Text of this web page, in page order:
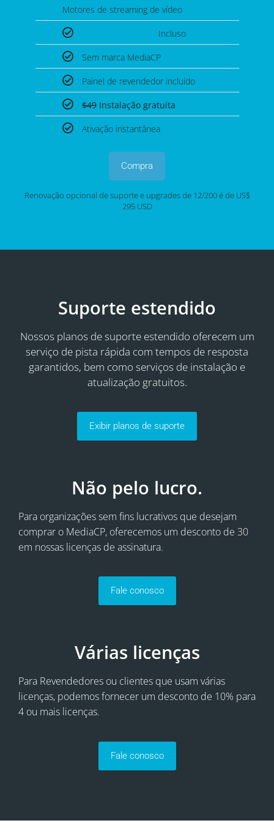
Motores de streaming de vídeo
Incluso
Sem marca MediaCP
Painel de revendedor incluído
$49Instalação gratuita
Ativação instantânea
Compra
Renovação opcional de suporte e upgrades de 12/200 é de US$
295 USD
Suporte estendido
Nossos planos de suporte estendido oferecem um
serviço de pista rápida com tempos de resposta
garantidos, bem como serviços de instalação e
atualização gratuitos.
Exibir planos de suporte
Não pelo lucro.
Para organizações sem fins lucrativos que desejam
comprar o MediaCP, oferecemos um desconto de 30
em nossas licenças de assinatura.
Fale conosco
Várias licenças
Para Revendedores ou clientes que usam várias
licenças, podemos fornecer um desconto de 10% para
4 ou mais licenças.
Fale conosco